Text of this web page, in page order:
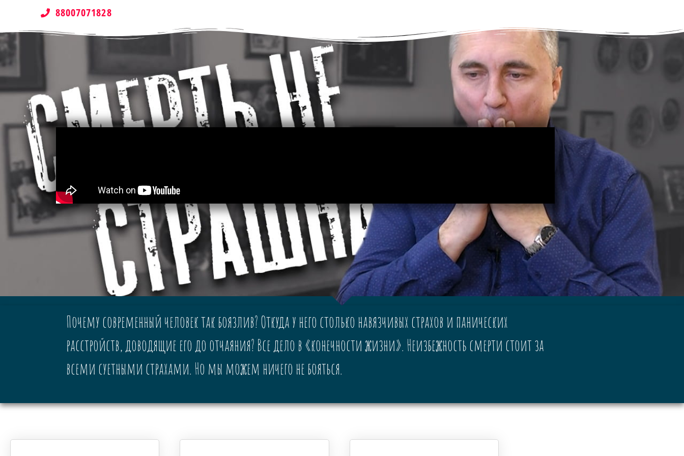
88007071828
Почему современный человек так боязлив? Откуда у него столько навязчивых страхов и панических
расстройств, доводящие его до отчаяния? Все дело в «конечности жизни». Неизбежность смерти стоит за
всеми суетными страхами. Но мы можем ничего не бояться.